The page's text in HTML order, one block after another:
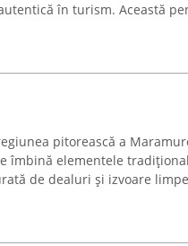
în turism. Această
pitorească a
îmbină elementele
de dealuri și izvoare